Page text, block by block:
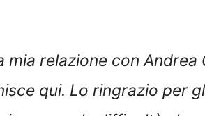
mia relazione con
qui. Lo ringrazio per